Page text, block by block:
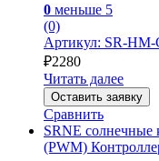
0 меньше 5
(0)
Артикул: SR-HM-
₽2280
Читать далее
Оставить заявку
Сравнить
SRNE
(PWM)